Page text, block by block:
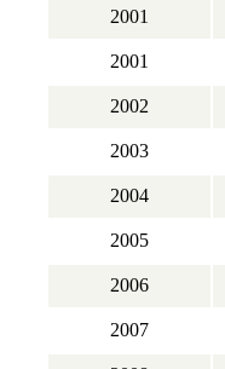
2001
2001
2002
2003
2004
2005
2006
2007